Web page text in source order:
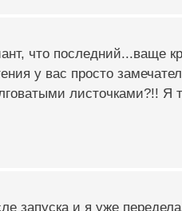
что последний...ваще
у вас просто
листочками?!! Я
запуска и я уже